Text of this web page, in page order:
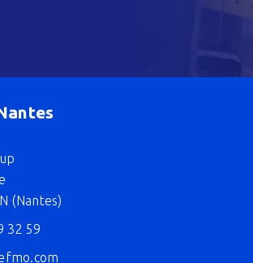
(Nantes)
32 59